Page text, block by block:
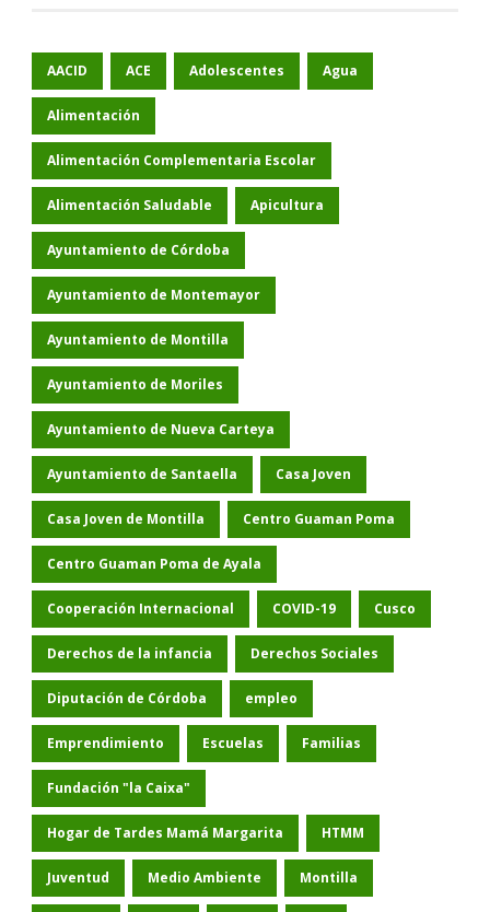
AACID ACE Adolescentes Agua
Alimentación
Alimentación Complementaria Escolar
Alimentación Saludable Apicultura
Ayuntamiento de Córdoba
Ayuntamiento de Montemayor
Ayuntamiento de Montilla
Ayuntamiento de Moriles
Ayuntamiento de Nueva Carteya
Ayuntamiento de Santaella Casa Joven
Casa Joven de Montilla Centro Guaman Poma
Centro Guaman Poma de Ayala
Cooperación Internacional COVID-19 Cusco
Derechos de la infancia Derechos Sociales
Diputación de Córdoba empleo
Emprendimiento Escuelas Familias
Fundación "la Caixa"
Hogar de Tardes Mamá Margarita HTMM
Juventud Medio Ambiente Montilla